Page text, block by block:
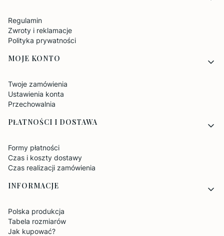
Regulamin
Zwroty i reklamacje
Polityka prywatności
MOJE KONTO
Twoje zamówienia
Ustawienia konta
Przechowalnia
PŁATNOŚCI I DOSTAWA
Formy płatności
Czas i koszty dostawy
Czas realizacji zamówienia
INFORMACJE
Polska produkcja
Tabela rozmiarów
Jak kupować?